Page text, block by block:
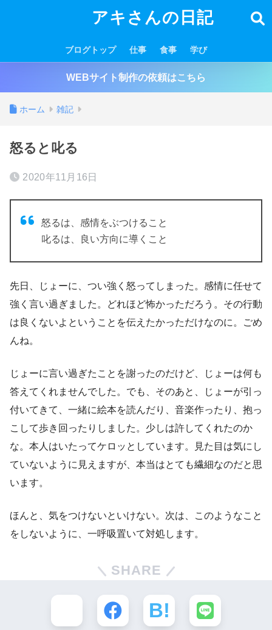
アキさんの日記
ブログトップ 仕事 食事 学び
WEBサイト制作の依頼はこちら
ホーム 雑記
怒ると叱る
2020年11月16日
怒るは、感情をぶつけること
叱るは、良い方向に導くこと
先日、じょーに、つい強く怒ってしまった。感情に任せて
強く言い過ぎました。どれほど怖かっただろう。その行動
は良くないよということを伝えたかっただけなのに。ごめ
んね。
じょーに言い過ぎたことを謝ったのだけど、じょーは何も
答えてくれませんでした。でも、そのあと、じょーが引っ
付いてきて、一緒に絵本を読んだり、音楽作ったり、抱っ
こして歩き回ったりしました。少しは許してくれたのか
な。本人はいたってケロッとしています。見た目は気にし
ていないように見えますが、本当はとても繊細なのだと思
います。
ほんと、気をつけないといけない。次は、このようなこと
をしないように、一呼吸置いて対処します。
SHARE